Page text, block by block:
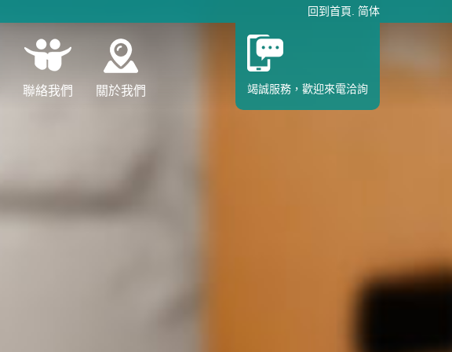
回到首頁 简体
聯絡我們 關於我們 竭誠服務，歡迎來電洽詢